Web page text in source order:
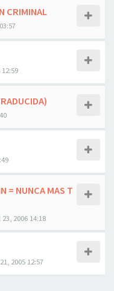
CRIMINAL
= NUNCA MAS T
2006 14:18
2005 12:57